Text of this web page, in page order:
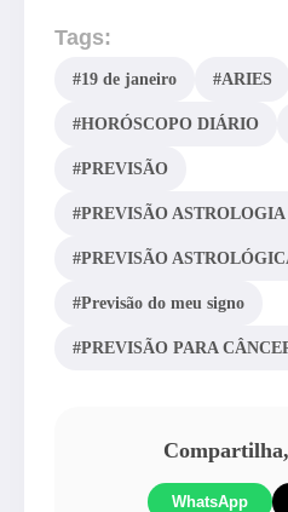
Tags:
#19 de janeiro #ARIES
#HORÓSCOPO DIÁRIO
#PREVISÃO
#PREVISÃO
#PREVISÃO
#Previsão do meu signo
#PREVISÃO PARA
WhatsApp